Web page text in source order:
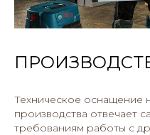
Техническое оснащение
производства отвечает
требованиям работы с